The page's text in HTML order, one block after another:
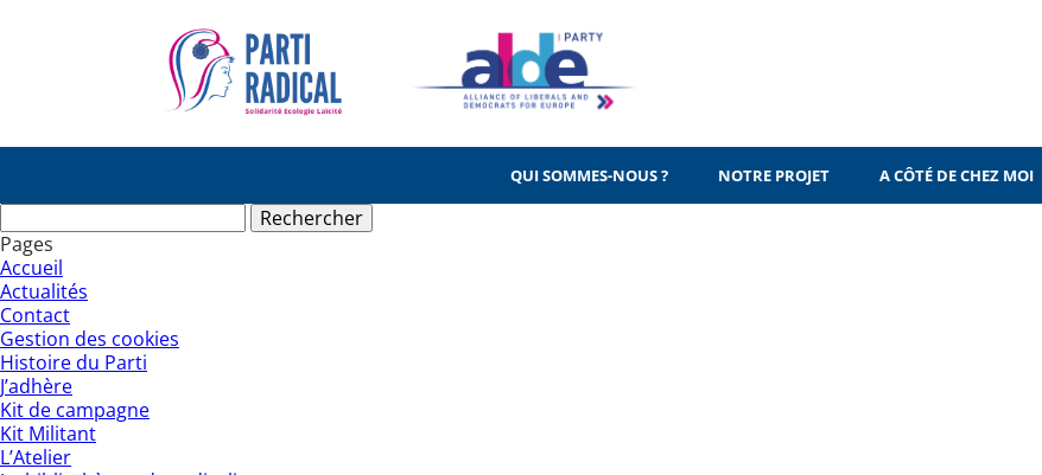
QUI SOMMES-NOUS ? NOTRE PROJET A CÔTÉ DE CHEZ MOI
Pages
Accueil
Actualités
Contact
Gestion des cookies
Histoire du Parti
J’adhère
Kit de campagne
Kit Militant
L’Atelier